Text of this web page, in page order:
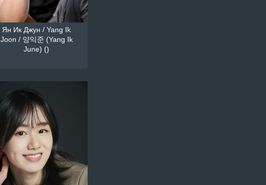
Ян Ик Джун / Yang Ik
Joon / 양익준 (Yang Ik
June) ()